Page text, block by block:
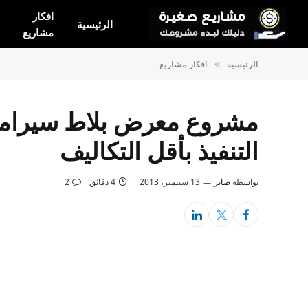
الرئيسية
افكار
مشاريع
الرئيسية » افكار مشاريع
مشروع معرض بلاط
التنفيذ بأقل التكاليف
بواسطة صابر 13 سبتمبر، 2013 4 دقائق 2